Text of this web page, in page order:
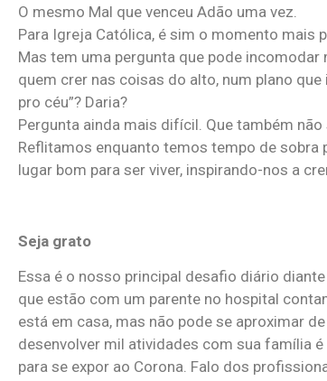
O mesmo Mal que venceu Adão uma vez.
Para Igreja Católica, é sim o momento mais
Mas tem uma pergunta que pode incomodar
quem crer nas coisas do alto, num plano
pro céu”? Daria?
Pergunta ainda mais difícil. Que também
Reflitamos enquanto temos tempo de sobra
lugar bom para ser viver, inspirando-nos a
Seja grato
Essa é o nosso principal desafio diário
que estão com um parente no hospital
está em casa, mas não pode se aproximar
desenvolver mil atividades com sua família
para se expor ao Corona. Falo dos